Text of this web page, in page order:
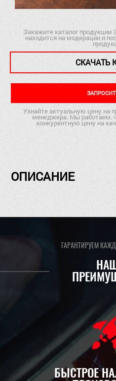
Закажите каталог
находится на модерации и
СКАЧАТЬ
Узнайте актуальную цену
менеджера. Мы работаем.
конкурентную цену на
ОПИСАНИЕ
ГАРАНТИРУЕМ
БЫСТРОЕ